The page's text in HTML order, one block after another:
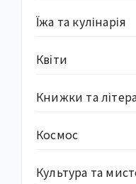
Їжа та кулінарія
Квіти
Книжки та
Космос
Культура та